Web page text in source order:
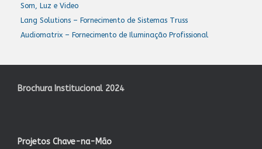
Som, Luz e Video
Lang Solutions – Fornecimento de Sistemas Truss
Audiomatrix – Fornecimento de Iluminação Profissional
Brochura Institucional 2024
Projetos Chave-na-Mão